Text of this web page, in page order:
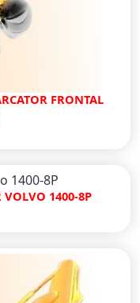
FRONTAL
VOLVO 1400-8P